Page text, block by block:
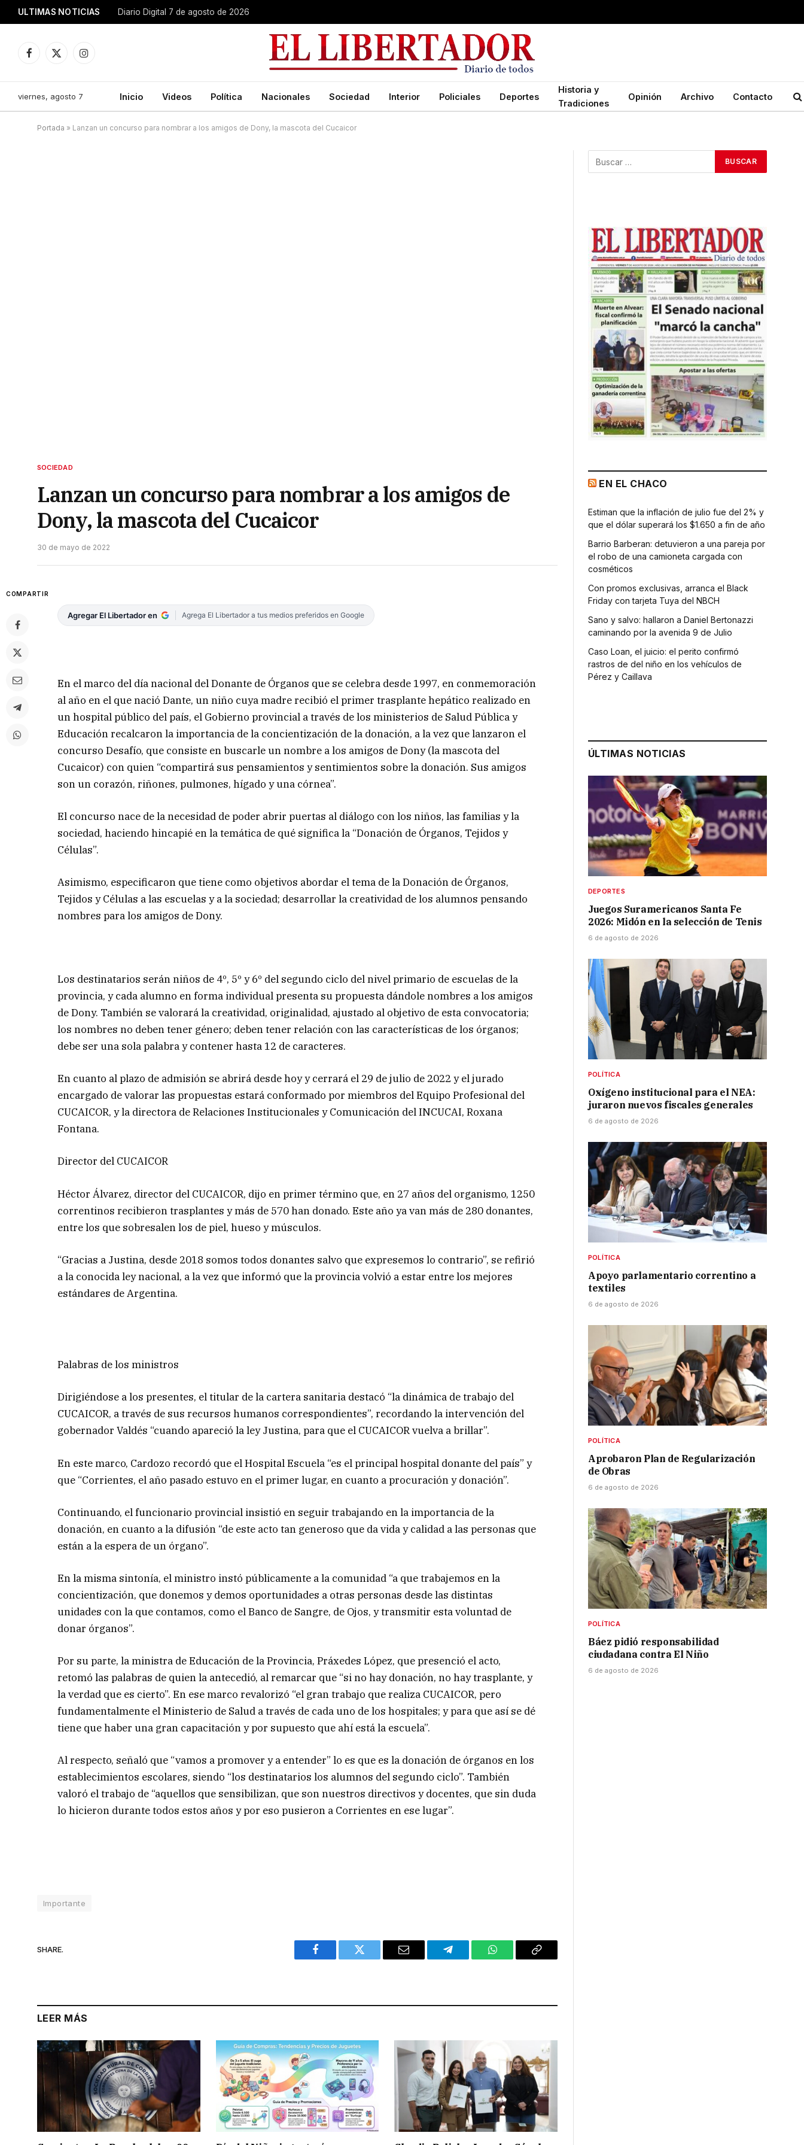
ULTIMAS NOTICIAS Diario Digital 7 de agosto de 2026
Facebook
X
Instagram
viernes, agosto 7 Inicio Videos Política Nacionales Sociedad Interior Policiales Deportes
Historia y
Tradiciones
Opinión Archivo Contacto
Portada » Lanzan un concurso para nombrar a los amigos de Dony, la mascota del Cucaicor
SOCIEDAD
Lanzan un concurso para nombrar a los amigos de
Dony, la mascota del Cucaicor
30 de mayo de 2022
COMPARTIR
Agregar El Libertador en Agrega El Libertador a tus medios preferidos en Google
En el marco del día nacional del Donante de Órganos que se celebra desde 1997, en conmemoración
al año en el que nació Dante, un niño cuya madre recibió el primer trasplante hepático realizado en
un hospital público del país, el Gobierno provincial a través de los ministerios de Salud Pública y
Educación recalcaron la importancia de la concientización de la donación, a la vez que lanzaron el
concurso Desafío, que consiste en buscarle un nombre a los amigos de Dony (la mascota del
Cucaicor) con quien “compartirá sus pensamientos y sentimientos sobre la donación. Sus amigos
son un corazón, riñones, pulmones, hígado y una córnea”.
El concurso nace de la necesidad de poder abrir puertas al diálogo con los niños, las familias y la
sociedad, haciendo hincapié en la temática de qué significa la “Donación de Órganos, Tejidos y
Células”.
Asimismo, especificaron que tiene como objetivos abordar el tema de la Donación de Órganos,
Tejidos y Células a las escuelas y a la sociedad; desarrollar la creatividad de los alumnos pensando
nombres para los amigos de Dony.
Los destinatarios serán niños de 4º, 5º y 6º del segundo ciclo del nivel primario de escuelas de la
provincia, y cada alumno en forma individual presenta su propuesta dándole nombres a los amigos
de Dony. También se valorará la creatividad, originalidad, ajustado al objetivo de esta convocatoria;
los nombres no deben tener género; deben tener relación con las características de los órganos;
debe ser una sola palabra y contener hasta 12 de caracteres.
En cuanto al plazo de admisión se abrirá desde hoy y cerrará el 29 de julio de 2022 y el jurado
encargado de valorar las propuestas estará conformado por miembros del Equipo Profesional del
CUCAICOR, y la directora de Relaciones Institucionales y Comunicación del INCUCAI, Roxana
Fontana.
Director del CUCAICOR
Héctor Álvarez, director del CUCAICOR, dijo en primer término que, en 27 años del organismo, 1250
correntinos recibieron trasplantes y más de 570 han donado. Este año ya van más de 280 donantes,
entre los que sobresalen los de piel, hueso y músculos.
“Gracias a Justina, desde 2018 somos todos donantes salvo que expresemos lo contrario”, se refirió
a la conocida ley nacional, a la vez que informó que la provincia volvió a estar entre los mejores
estándares de Argentina.
Palabras de los ministros
Dirigiéndose a los presentes, el titular de la cartera sanitaria destacó “la dinámica de trabajo del
CUCAICOR, a través de sus recursos humanos correspondientes”, recordando la intervención del
gobernador Valdés “cuando apareció la ley Justina, para que el CUCAICOR vuelva a brillar”.
En este marco, Cardozo recordó que el Hospital Escuela “es el principal hospital donante del país” y
que “Corrientes, el año pasado estuvo en el primer lugar, en cuanto a procuración y donación”.
Continuando, el funcionario provincial insistió en seguir trabajando en la importancia de la
donación, en cuanto a la difusión “de este acto tan generoso que da vida y calidad a las personas que
están a la espera de un órgano”.
En la misma sintonía, el ministro instó públicamente a la comunidad “a que trabajemos en la
concientización, que donemos y demos oportunidades a otras personas desde las distintas
unidades con la que contamos, como el Banco de Sangre, de Ojos, y transmitir esta voluntad de
donar órganos”.
Por su parte, la ministra de Educación de la Provincia, Práxedes López, que presenció el acto,
retomó las palabras de quien la antecedió, al remarcar que “si no hay donación, no hay trasplante, y
la verdad que es cierto”. En ese marco revalorizó “el gran trabajo que realiza CUCAICOR, pero
fundamentalmente el Ministerio de Salud a través de cada uno de los hospitales; y para que así se dé
tiene que haber una gran capacitación y por supuesto que ahí está la escuela”.
Al respecto, señaló que “vamos a promover y a entender” lo es que es la donación de órganos en los
establecimientos escolares, siendo “los destinatarios los alumnos del segundo ciclo”. También
valoró el trabajo de “aquellos que sensibilizan, que son nuestros directivos y docentes, que sin duda
lo hicieron durante todos estos años y por eso pusieron a Corrientes en ese lugar”.
Importante
SHARE.
Facebook Twitter Email Telegram WhatsAppCopy
LEER MÁS
EN EL CHACO
Estiman que la inflación de julio fue del 2% y
que el dólar superará los $1.650 a fin de año
Barrio Barberan: detuvieron a una pareja por
el robo de una camioneta cargada con
cosméticos
Con promos exclusivas, arranca el Black
Friday con tarjeta Tuya del NBCH
Sano y salvo: hallaron a Daniel Bertonazzi
caminando por la avenida 9 de Julio
Caso Loan, el juicio: el perito confirmó
rastros de del niño en los vehículos de
Pérez y Caillava
ÚLTIMAS NOTICIAS
DEPORTES
Juegos Suramericanos Santa Fe
2026: Midón en la selección de Tenis
6 de agosto de 2026
POLÍTICA
Oxígeno institucional para el NEA:
juraron nuevos fiscales generales
6 de agosto de 2026
POLÍTICA
Apoyo parlamentario correntino a
textiles
6 de agosto de 2026
POLÍTICA
Aprobaron Plan de Regularización
de Obras
6 de agosto de 2026
POLÍTICA
Báez pidió responsabilidad
ciudadana contra El Niño
6 de agosto de 2026